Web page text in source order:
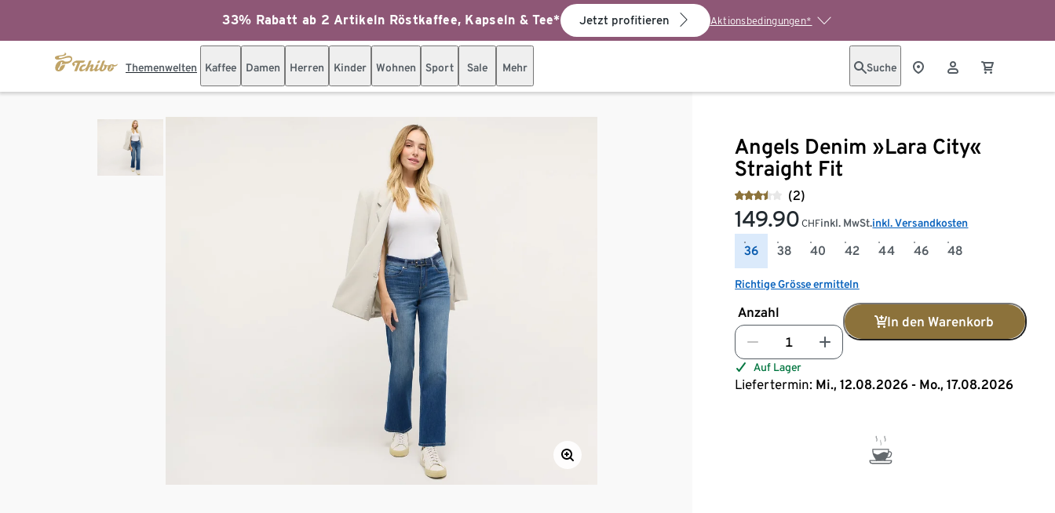
33% Rabatt ab 2 Artikeln Röstkaffee, Kapseln & Tee* Jetzt profitieren Aktionsbedingungen*
Themenwelten Kaffee Damen Herren Kinder Wohnen Sport Sale Mehr Suche
Angels Denim »Lara City«
Straight Fit
(2)
149.90 CHFinkl. MwSt.inkl. Versandkosten
36 38 40 42 44 46 48
Richtige Grösse ermitteln
Anzahl
In den Warenkorb
Auf Lager
Liefertermin: Mi., 12.08.2026 - Mo., 17.08.2026